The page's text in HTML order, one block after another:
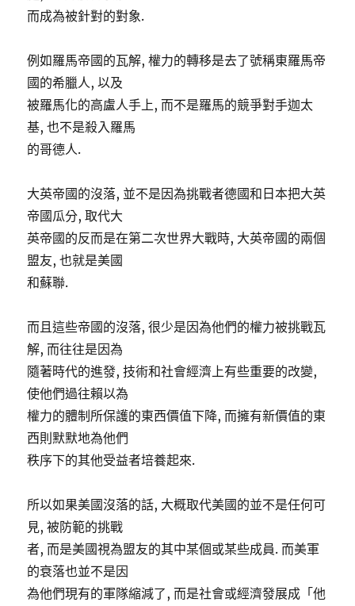
而成為被針對的對象.
例如羅馬帝國的瓦解, 權力的轉移是去了號稱東羅馬帝
國的希臘人, 以及
被羅馬化的高盧人手上, 而不是羅馬的競爭對手迦太
基, 也不是殺入羅馬
的哥德人.
大英帝國的沒落, 並不是因為挑戰者德國和日本把大英
帝國瓜分, 取代大
英帝國的反而是在第二次世界大戰時, 大英帝國的兩個
盟友, 也就是美國
和蘇聯.
而且這些帝國的沒落, 很少是因為他們的權力被挑戰瓦
解, 而往往是因為
隨著時代的進發, 技術和社會經濟上有些重要的改變,
使他們過往賴以為
權力的體制所保護的東西價值下降, 而擁有新價值的東
西則默默地為他們
秩序下的其他受益者培養起來.
所以如果美國沒落的話, 大概取代美國的並不是任何可
見, 被防範的挑戰
者, 而是美國視為盟友的其中某個或某些成員. 而美軍
的衰落也並不是因
為他們現有的軍隊縮減了, 而是社會或經濟發展成「他